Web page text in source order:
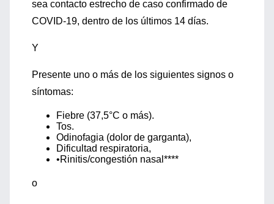
sea contacto estrecho de caso confirmado de
COVID-19, dentro de los últimos 14 días.
Y
Presente uno o más de los siguientes signos o
síntomas:
Fiebre (37,5°C o más).
Tos.
Odinofagia (dolor de garganta),
Dificultad respiratoria,
•Rinitis/congestión nasal****
o